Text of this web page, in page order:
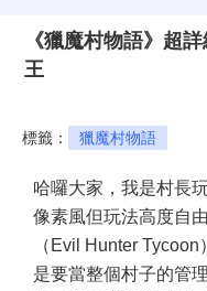
《獵魔村物語》超
王
標籤： 獵魔村物語
哈囉大家，我是村長
像素風但玩法高度自
（Evil Hunter
是要當整個村子的管